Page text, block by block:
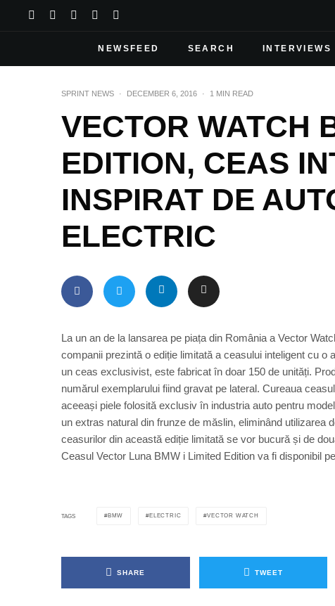
NEWSFEED SEARCH INTERVIEWS
SPRINT NEWS · DECEMBER 6, 2016 · 1 MIN READ
VECTOR WATCH
EDITION, CEAS
INSPIRAT DE
ELECTRIC
La un an de la lansarea pe piața din România a Vector
companii prezintă o ediție limitată a ceasului inteligent cu
un ceas exclusivist, este fabricat în doar 150 de unități.
numărul exemplarului fiind gravat pe lateral. Cureaua
aceeași piele folosită exclusiv în industria auto pentru
un extras natural din frunze de măslin, eliminând
ceasurilor din această ediție limitată se vor bucură și de
Ceasul Vector Luna BMW i Limited Edition va fi disponibil
TAGS BMW ELECTRIC VECTOR WATCH
SHARE TWEET